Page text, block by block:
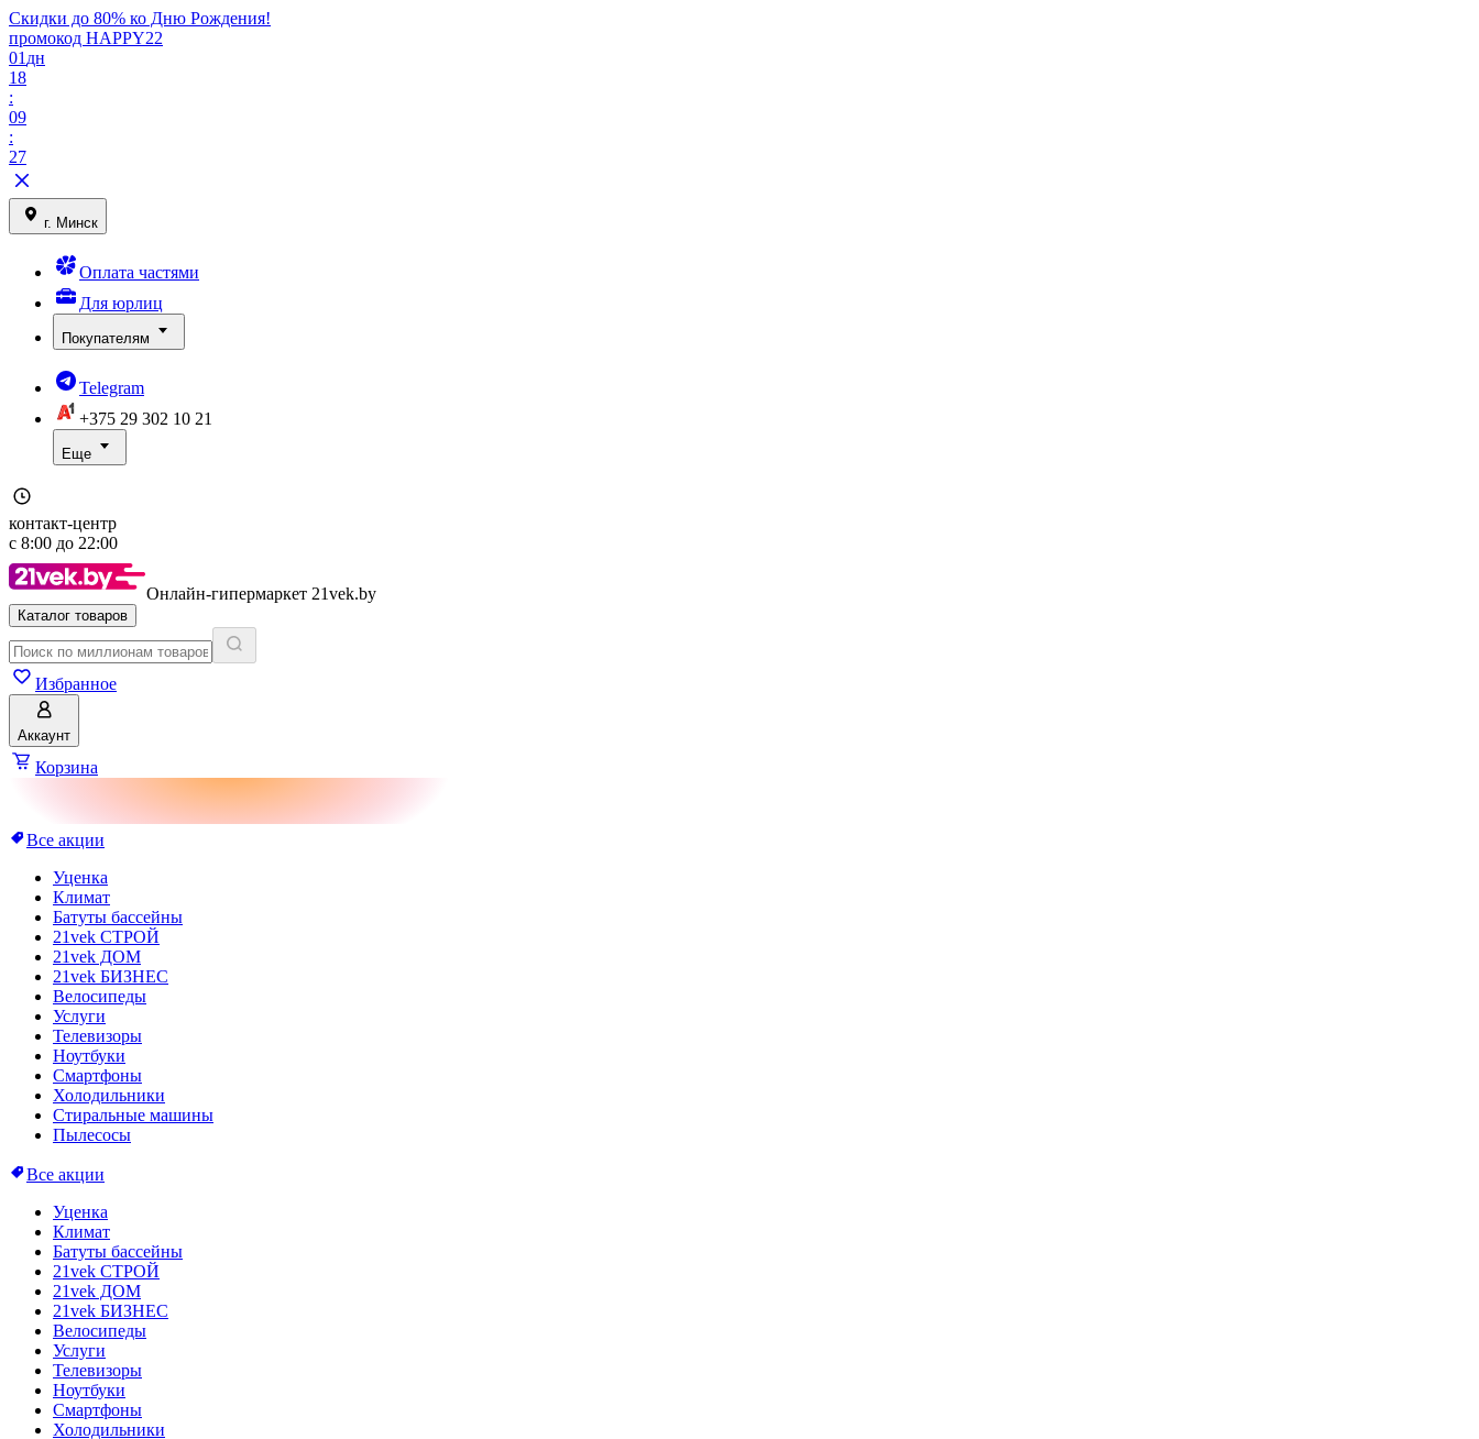
Скидки до 80% ко Дню Рождения!
промокод HAPPY22
01 дн
18
:
09
:
27
г. Минск
Оплата частями
Для юрлиц
Покупателям
Telegram
+375 29 302 10 21
Еще
контакт-центр
с 8:00 до 22:00
Онлайн-гипермаркет 21vek.by
Каталог товаров
Избранное
Аккаунт
Корзина
Все акции
Уценка
Климат
Батуты бассейны
21vek СТРОЙ
21vek ДОМ
21vek БИЗНЕС
Велосипеды
Услуги
Телевизоры
Ноутбуки
Смартфоны
Холодильники
Стиральные машины
Пылесосы
Все акции
Уценка
Климат
Батуты бассейны
21vek СТРОЙ
21vek ДОМ
21vek БИЗНЕС
Велосипеды
Услуги
Телевизоры
Ноутбуки
Смартфоны
Холодильники